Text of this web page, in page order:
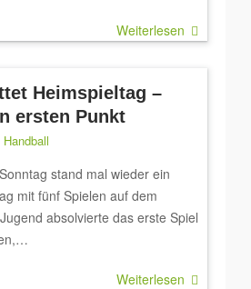
Weiterlesen
Heimspieltag –
ersten Punkt
Handball
stand mal wieder ein
mit fünf Spielen auf dem
absolvierte das erste Spiel
Weiterlesen